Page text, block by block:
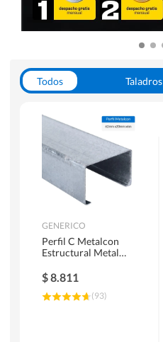
Todos Taladros
Herramientas Manuales
GENERICO
Perfil C Metalcon
Estructural Metal
$8.811
(93)